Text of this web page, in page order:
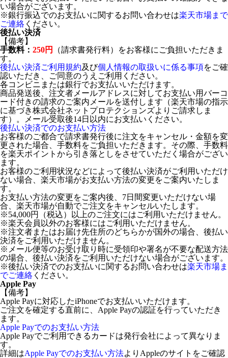
い場合がございます。
※銀行振込でのお支払いに関するお問い合わせは楽天市場まで
ご連絡 ください。
後払い決済
【備考】
手数料： 250円
（請求書発行料）をお客様にご負担いただきま
す。
後払い決済ご利用規約及び個人情報の取扱いに係る事項をご確
認いただき、ご同意のうえご利用ください。
各コンビニまたは銀行でお支払いいただけます。
商品発送後、注文者メールアドレスに対してお支払い用バーコ
ード付きの請求のご案内メールを送付します（楽天市場の指示
に基づき株式会社ネットプロテクションズよりご請求しま
す）。メール受取後14日以内にお支払いください。
後払い決済でのお支払い方法
お客様のご都合で請求書発行後に注文をキャンセル・金額を変
更された場合、手数料をご負担いただきます。その際、手数料
を楽天ポイントから引き落としをさせていただく場合がござい
ます。
お客様のご利用状況などによって後払い決済がご利用いただけ
ない場合、楽天市場がお支払い方法の変更をご案内いたしま
す。
お支払い方法の変更をご案内後、7日間変更いただけない場
合、楽天市場が自動でご注文をキャンセルいたします。
※54,000円（税込）以上のご注文にはご利用いただけません。
※楽天会員以外のお客様にはご利用いただけません。
※注文者またはお届け先住所のどちらかが国外の場合、後払い
決済をご利用いただけません。
※メール便等のお受け取り時に受領印や署名が不要な配送方法
の場合、後払い決済をご利用いただけない場合がございます。
※後払い決済でのお支払いに関するお問い合わせは楽天市場ま
でご連絡 ください。
Apple Pay
【備考】
Apple Payに対応したiPhoneでお支払いいただけます。
ご注文を確定する直前に、Apple Payの認証を行っていただき
ます。
Apple Payでのお支払い方法
Apple Payでご利用できるカードは発行会社によって異なりま
す。
詳細はApple Payでのお支払い方法よりAppleのサイトをご確認